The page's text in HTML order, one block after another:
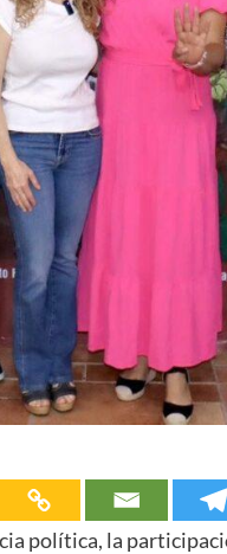
política, la